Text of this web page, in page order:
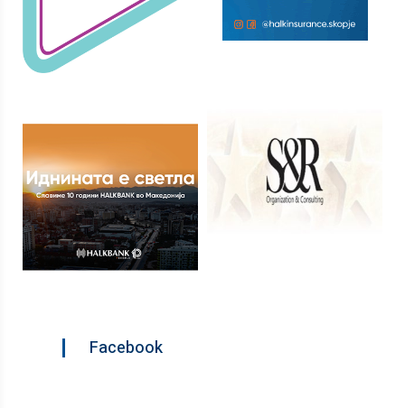
Facebook